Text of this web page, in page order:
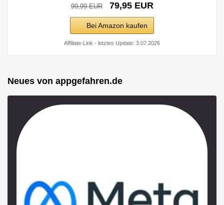
99,99 EUR 79,95 EUR
Bei Amazon kaufen
Affiliate-Link - letztes Update: 3.07.2026
Neues von appgefahren.de